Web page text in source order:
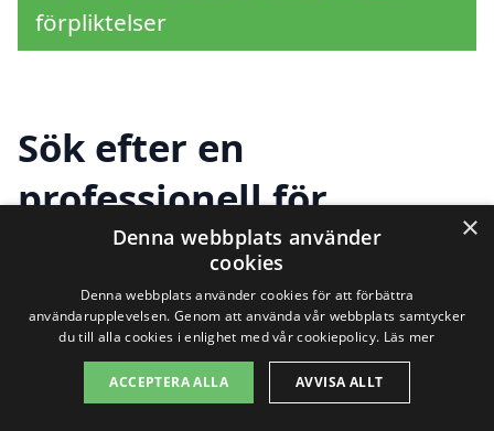
förpliktelser
Sök efter en
professionell för
köksrenovering i andra
städer nära Alster
Att planera en köksrenovering i Alster är
×
Denna webbplats använder
cookies
Denna webbplats använder cookies för att förbättra
användarupplevelsen. Genom att använda vår webbplats samtycker
du till alla cookies i enlighet med vår cookiepolicy. Läs mer
ACCEPTERA ALLA AVVISA ALLT